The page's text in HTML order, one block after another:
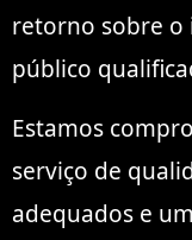
retorno sobre
público
Estamos
serviço de
adequados e